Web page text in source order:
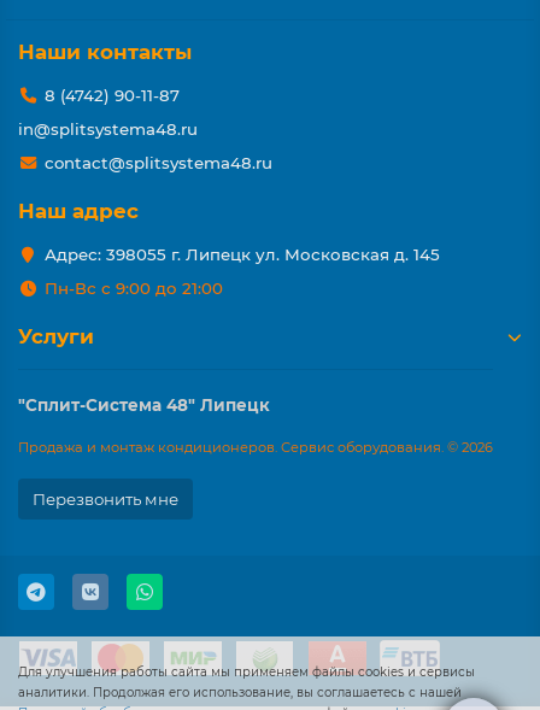
Для улучшения работы сайта мы применяем файлы cookies и сервисы
аналитики. Продолжая его использование, вы соглашаетесь с нашей
Наши контакты
8 (4742) 90-11-87
in@splitsystema48.ru
contact@splitsystema48.ru
Наш адрес
Адрес: 398055 г. Липецк ул. Московская д. 145
Пн-Вс с 9:00 до 21:00
Услуги
"Сплит-Система 48" Липецк
Продажа и монтаж кондиционеров. Сервис оборудования. © 2026
Перезвонить мне